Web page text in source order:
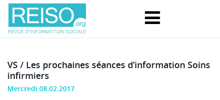
VS / Les prochaines séances d’information Soins
infirmiers
Mercredi 08.02.2017